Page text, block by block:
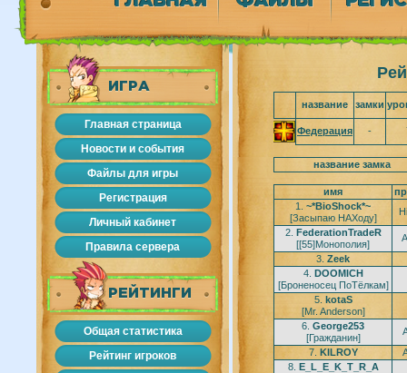
название замки
Федерация -
название замка
имя
1. ~*BioShock*~
[Засыпаю НАХоду]
2. FederationTradeR
[[55]Монополия]
3. Zeek
4. DOOMICH
[Броненосец ПоТёлкам]
5. kotaS
[Mr. Anderson]
6. George253
[Гражданин]
7. KILROY
8. E_L_E_K_T_R_A
ИГРА
Главная страница
Новости и события
Файлы для игры
Регистрация
Личный кабинет
Правила сервера
РЕЙТИНГИ
Общая статистика
Рейтинг игроков